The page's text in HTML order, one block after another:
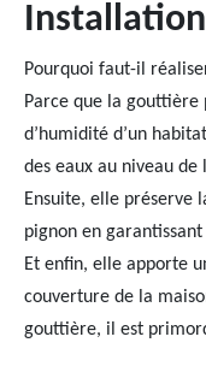
Pourquoi faut-il
Parce que la
d’humidité d’un
des eaux au niveau
Ensuite, elle préserve
pignon en
Et enfin, elle apporte
couverture de la
gouttière, il est